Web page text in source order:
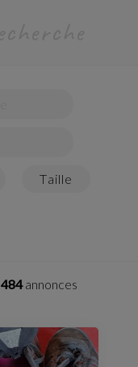
taille
484annonces